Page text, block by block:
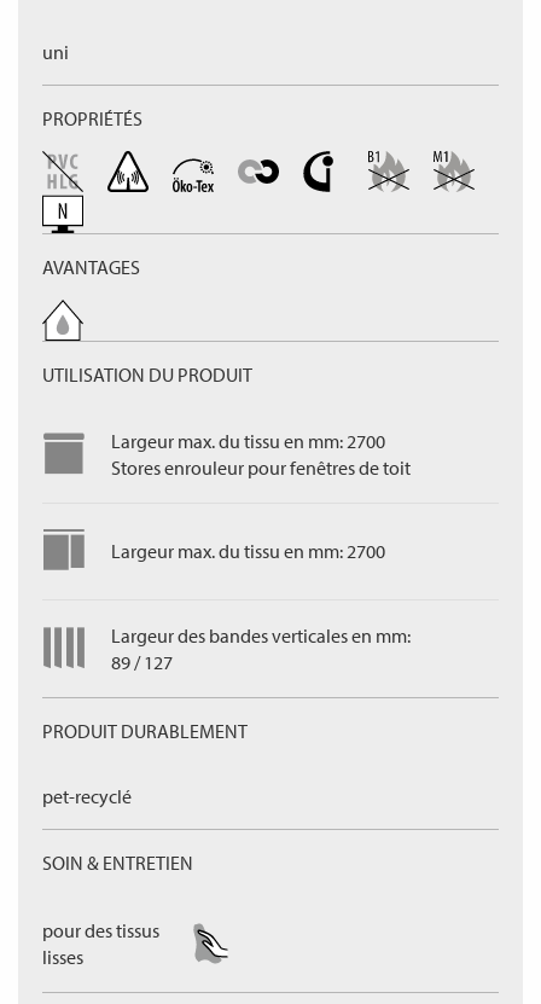
uni
PROPRIÉTÉS
AVANTAGES
UTILISATION DU PRODUIT
Largeur max. du tissu en mm: 2700
Stores enrouleur pour fenêtres de toit
Largeur max. du tissu en mm: 2700
Largeur des bandes verticales en mm:
89 / 127
PRODUIT DURABLEMENT
pet-recyclé
SOIN & ENTRETIEN
pour des tissus
lisses